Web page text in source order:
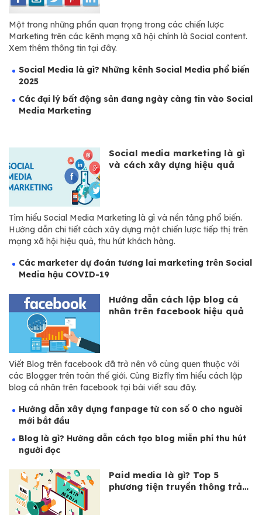
Một trong những phần quan trọng trong các chiến lược
Marketing trên các kênh mạng xã hội chính là Social content.
Xem thêm thông tin tại đây.
Social Media là gì? Những kênh Social Media phổ biến
2025
Các đại lý bất động sản đang ngày càng tin vào Social
Media Marketing
Social media marketing là gì
và cách xây dựng hiệu quả
Tìm hiểu Social Media Marketing là gì và nền tảng phổ biến.
Hướng dẫn chi tiết cách xây dựng một chiến lược tiếp thị trên
mạng xã hội hiệu quả, thu hút khách hàng.
Các marketer dự đoán tương lai marketing trên Social
Media hậu COVID-19
Hướng dẫn cách lập blog cá
nhân trên facebook hiệu quả
Viết Blog trên facebook đã trở nên vô cùng quen thuộc với
các Blogger trên toàn thế giới. Cùng Bizfly tìm hiểu cách lập
blog cá nhân trên facebook tại bài viết sau đây.
Hướng dẫn xây dựng fanpage từ con số 0 cho người
mới bắt đầu
Blog là gì? Hướng dẫn cách tạo blog miễn phí thu hút
người đọc
Paid media là gì? Top 5
phương tiện truyền thông trả